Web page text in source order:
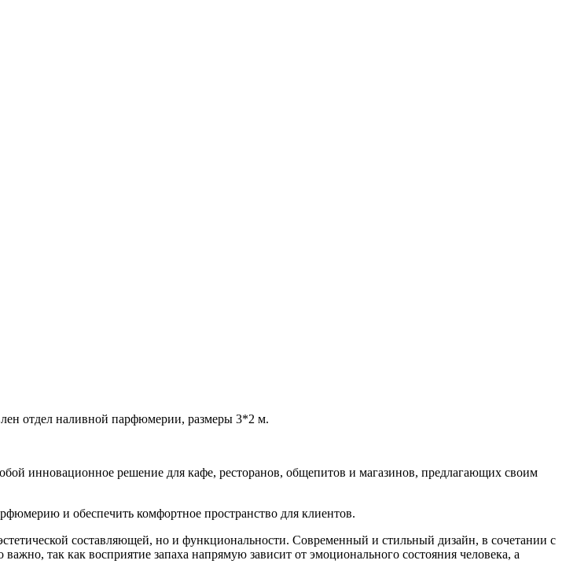
отдел наливной парфюмерии, размеры 3*2 м.
инновационное решение для кафе, ресторанов, общепитов и магазинов, предлагающих своим
и обеспечить комфортное пространство для клиентов.
составляющей, но и функциональности. Современный и стильный дизайн, в сочетании с
так как восприятие запаха напрямую зависит от эмоционального состояния человека, а